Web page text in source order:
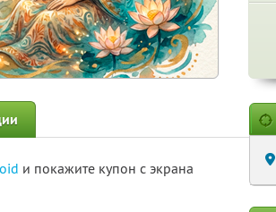
и покажите купон с экрана